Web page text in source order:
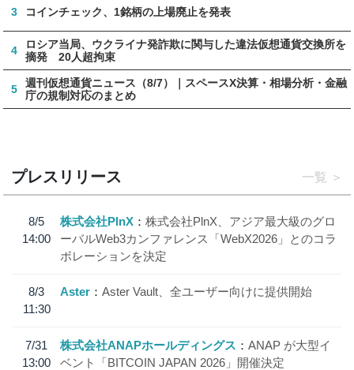
3 コインチェック、1銘柄の上場廃止を発表
4
ロシア当局、ウクライナ発詐欺に関与した違法仮想通貨交換所を
摘発 20人超拘束
5
週刊仮想通貨ニュース（8/7）｜スペースX決算・相場分析・金融
庁の規制対応のまとめ
プレスリリース 一覧
8/5
14:00
株式会社PlnX
株式会社PlnX、アジア最大級のグロ
ーバルWeb3カンファレンス「WebX2026」とのコラ
ボレーションを決定
8/3
11:30
Aster Aster Vault、全ユーザー向けに提供開始
7/31
13:00
株式会社ANAPホールディングス
ANAP が大型イ
ベント「BITCOIN JAPAN 2026」開催決定